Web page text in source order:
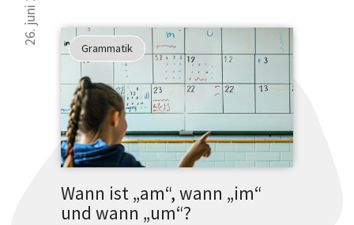
Grammatik
Wann ist „am“, wann „im“
und wann „um“?